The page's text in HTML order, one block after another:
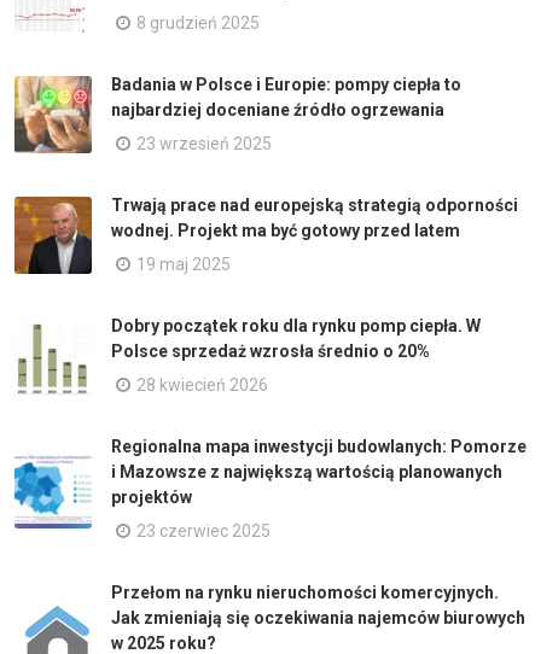
8 grudzień 2025
Badania w Polsce i Europie: pompy ciepła to
najbardziej doceniane źródło ogrzewania
23 wrzesień 2025
Trwają prace nad europejską strategią odporności
wodnej. Projekt ma być gotowy przed latem
19 maj 2025
Dobry początek roku dla rynku pomp ciepła. W
Polsce sprzedaż wzrosła średnio o 20%
28 kwiecień 2026
Regionalna mapa inwestycji budowlanych: Pomorze
i Mazowsze z największą wartością planowanych
projektów
23 czerwiec 2025
Przełom na rynku nieruchomości komercyjnych.
Jak zmieniają się oczekiwania najemców biurowych
w 2025 roku?